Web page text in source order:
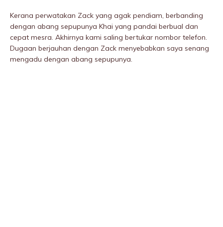
Kerana perwatakan Zack yang agak pendiam, berbanding
dengan abang sepupunya Khai yang pandai berbual dan
cepat mesra. Akhirnya kami saling bertukar nombor telefon.
Dugaan berjauhan dengan Zack menyebabkan saya senang
mengadu dengan abang sepupunya.